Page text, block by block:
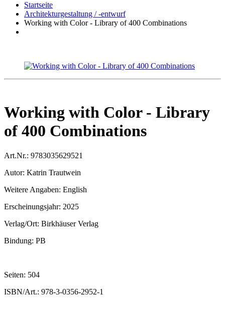
Startseite
Architekturgestaltung / -entwurf
Working with Color - Library of 400 Combinations
Working with Color - Library
of 400 Combinations
Art.Nr.: 9783035629521
Autor: Katrin Trautwein
Weitere Angaben: English
Erscheinungsjahr: 2025
Verlag/Ort: Birkhäuser Verlag
Bindung: PB
Seiten: 504
ISBN/Art.: 978-3-0356-2952-1